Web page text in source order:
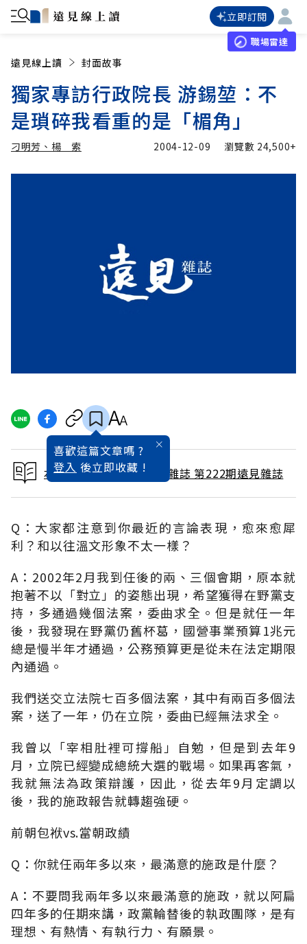
立即訂閱
職場雷達
遠見線上讀 封面故事
獨家專訪行政院長 游錫堃：不
是瑣碎我看重的是「楣角」
刁明芳、楊 索 2004-12-09 瀏覽數 24,500+
喜歡這篇文章嗎 ?
登入 後立即收藏 !
本文出自 2004 / 12月號雜誌 第222期遠見雜誌
Q：大家都注意到你最近的言論表現，愈來愈犀
利？和以往溫文形象不太一樣？
A：2002年2月我到任後的兩、三個會期，原本就
抱著不以「對立」的姿態出現，希望獲得在野黨支
持，多通過幾個法案，委曲求全。但是就任一年
後，我發現在野黨仍舊杯葛，國營事業預算1兆元
總是慢半年才通過，公務預算更是從未在法定期限
內通過。
我們送交立法院七百多個法案，其中有兩百多個法
案，送了一年，仍在立院，委曲已經無法求全。
我曾以「宰相肚裡可撐船」自勉，但是到去年9
月，立院已經變成總統大選的戰場。如果再客氣，
我就無法為政策辯護，因此，從去年9月定調以
後，我的施政報告就轉趨強硬。
前朝包袱vs.當朝政績
Q：你就任兩年多以來，最滿意的施政是什麼？
A：不要問我兩年多以來最滿意的施政，就以阿扁
四年多的任期來講，政黨輪替後的執政團隊，是有
理想、有熱情、有執行力、有願景。